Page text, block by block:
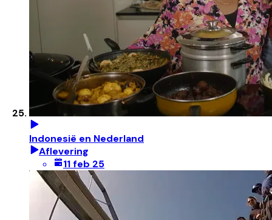
Indonesië en Nederland
Aflevering
11 feb 25